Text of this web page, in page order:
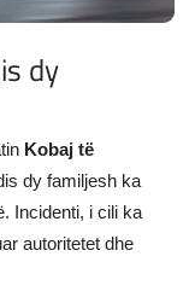
dy
Kobaj të
dy familjesh ka
Incidenti, i cili ka
autoritetet dhe